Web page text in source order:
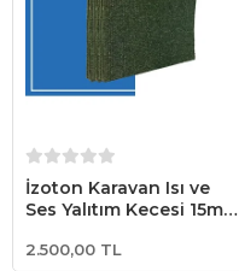
İzoton Karavan Isı ve
Ses Yalıtım Keçesi 15mm
2.500,00 TL